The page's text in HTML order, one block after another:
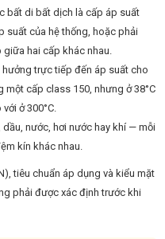
bất di bất dịch là cấp áp suất
suất của hệ thống, hoặc phải
hai cấp khác nhau.
hưởng trực tiếp đến áp suất cho
cấp class 150, nhưng ở 38°C
ở 300°C.
dầu, nước, hơi nước hay khí — mỗi
kín khác nhau.
tiêu chuẩn áp dụng và kiểu mặt
phải được xác định trước khi